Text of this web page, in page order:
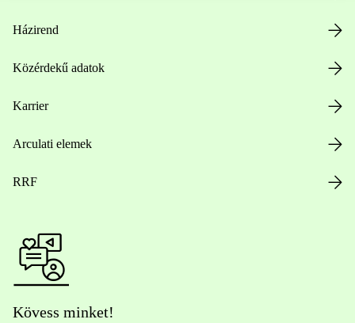
Házirend
Közérdekű adatok
Karrier
Arculati elemek
RRF
Kövess minket!